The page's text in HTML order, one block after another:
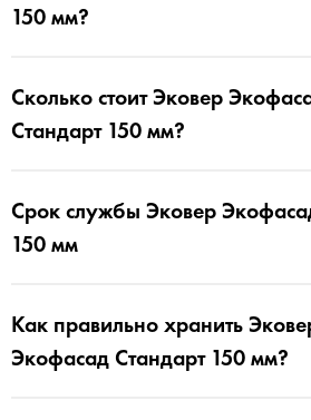
150 мм?
Сколько стоит Эковер
Стандарт 150 мм?
Срок службы Эковер
150 мм
Как правильно хранить
Экофасад Стандарт 150 мм?